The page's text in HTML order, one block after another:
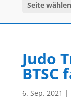
Seite wählen
Judo
BTSC
6. Sep. 2021 |